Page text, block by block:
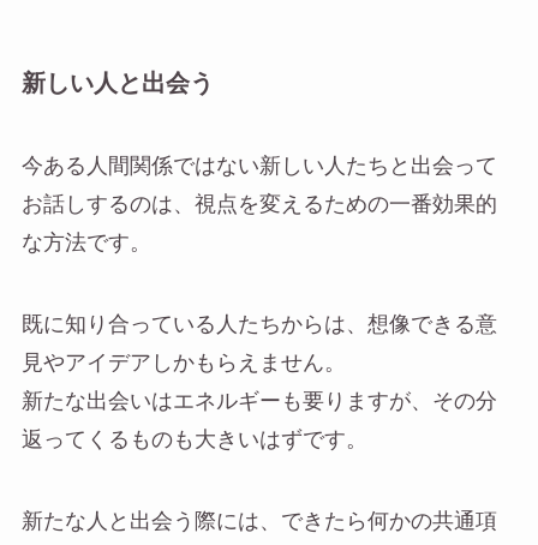
新しい人と出会う
今ある人間関係ではない新しい人たちと出会って
お話しするのは、視点を変えるための一番効果的
な方法です。
既に知り合っている人たちからは、想像できる意
見やアイデアしかもらえません。
新たな出会いはエネルギーも要りますが、その分
返ってくるものも大きいはずです。
新たな人と出会う際には、できたら何かの共通項